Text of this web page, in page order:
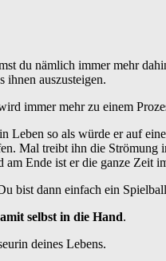
du nämlich immer mehr
ihnen auszusteigen.
immer mehr zu einem
so als würde er auf
Mal treibt ihn die
Ende ist er die ganze Zeit
bist dann einfach ein
selbst in die Hand.
deines Lebens.